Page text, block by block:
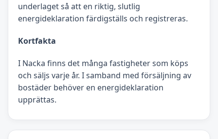
underlaget så att en riktig, slutlig
energideklaration färdigställs och registreras.
Kortfakta
I Nacka finns det många fastigheter som köps
och säljs varje år. I samband med försäljning av
bostäder behöver en energideklaration
upprättas.